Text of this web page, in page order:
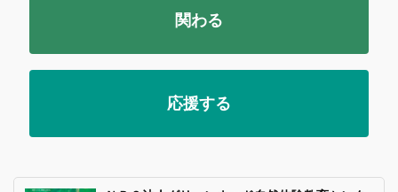
関わる
応援する